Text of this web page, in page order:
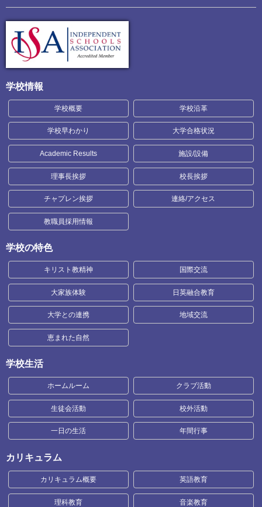
学校情報
学校概要 学校沿革
学校早わかり 大学合格状況
Academic Results 施設/設備
理事長挨拶 校長挨拶
チャプレン挨拶 連絡/アクセス
教職員採用情報
学校の特色
キリスト教精神 国際交流
大家族体験 日英融合教育
大学との連携 地域交流
恵まれた自然
学校生活
ホームルーム クラブ活動
生徒会活動 校外活動
一日の生活 年間行事
カリキュラム
カリキュラム概要 英語教育
理科教育 音楽教育